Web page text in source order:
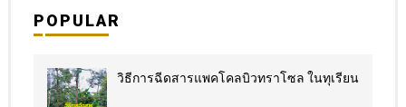
POPULAR
วิธีการฉีดสารแพคโคลบิวทราโซล ในทุเรียน